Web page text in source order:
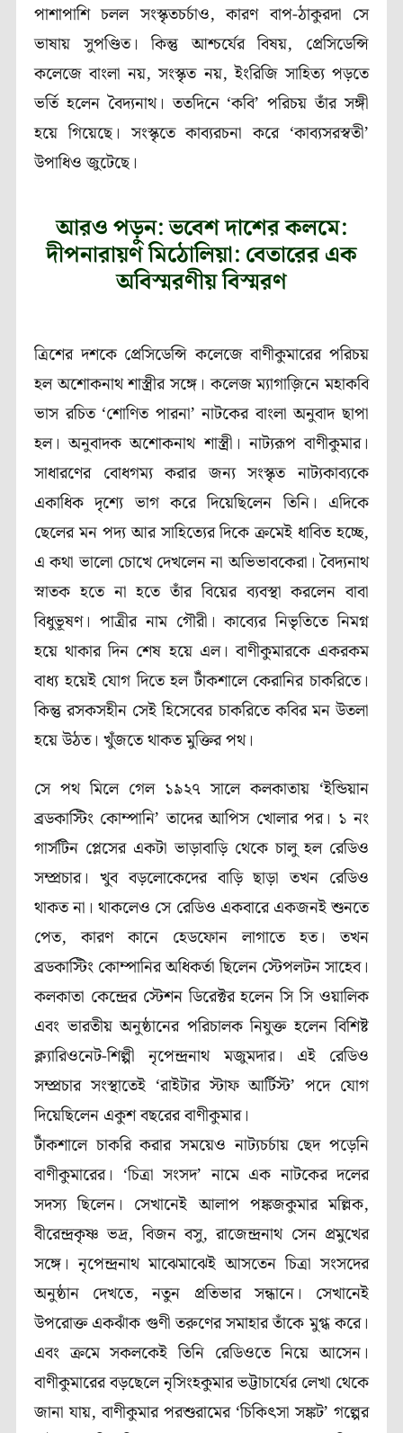
পাশাপাশি চলল সংস্কৃতচর্চাও, কারণ বাপ-ঠাকুরদা সে
ভাষায় সুপণ্ডিত। কিন্তু আশ্চর্যের বিষয়, প্রেসিডেন্সি
কলেজে বাংলা নয়, সংস্কৃত নয়, ইংরিজি সাহিত্য পড়তে
ভর্তি হলেন বৈদ্যনাথ। ততদিনে ‘কবি’ পরিচয় তাঁর সঙ্গী
হয়ে গিয়েছে। সংস্কৃতে কাব্যরচনা করে ‘কাব্যসরস্বতী’
উপাধিও জুটেছে।
আরও পড়ুন: ভবেশ দাশের কলমে:
দীপনারায়ণ মিঠোলিয়া: বেতারের এক
অবিস্মরণীয় বিস্মরণ
ত্রিশের দশকে প্রেসিডেন্সি কলেজে বাণীকুমারের পরিচয়
হল অশোকনাথ শাস্ত্রীর সঙ্গে। কলেজ ম্যাগাজ়িনে মহাকবি
ভাস রচিত ‘শোণিত পারনা’ নাটকের বাংলা অনুবাদ ছাপা
হল। অনুবাদক অশোকনাথ শাস্ত্রী। নাট্যরূপ বাণীকুমার।
সাধারণের বোধগম্য করার জন্য সংস্কৃত নাট্যকাব্যকে
একাধিক দৃশ্যে ভাগ করে দিয়েছিলেন তিনি। এদিকে
ছেলের মন পদ্য আর সাহিত্যের দিকে ক্রমেই ধাবিত হচ্ছে,
এ কথা ভালো চোখে দেখলেন না অভিভাবকেরা। বৈদ্যনাথ
স্নাতক হতে না হতে তাঁর বিয়ের ব্যবস্থা করলেন বাবা
বিধুভূষণ। পাত্রীর নাম গৌরী। কাব্যের নিভৃতিতে নিমগ্ন
হয়ে থাকার দিন শেষ হয়ে এল। বাণীকুমারকে একরকম
বাধ্য হয়েই যোগ দিতে হল টাঁকশালে কেরানির চাকরিতে।
কিন্তু রসকসহীন সেই হিসেবের চাকরিতে কবির মন উতলা
হয়ে উঠত। খুঁজতে থাকত মুক্তির পথ।
সে পথ মিলে গেল ১৯২৭ সালে কলকাতায় ‘ইন্ডিয়ান
ব্রডকাস্টিং কোম্পানি’ তাদের আপিস খোলার পর। ১ নং
গার্সটিন প্লেসের একটা ভাড়াবাড়ি থেকে চালু হল রেডিও
সম্প্রচার। খুব বড়লোকেদের বাড়ি ছাড়া তখন রেডিও
থাকত না। থাকলেও সে রেডিও একবারে একজনই শুনতে
পেত, কারণ কানে হেডফোন লাগাতে হত। তখন
ব্রডকাস্টিং কোম্পানির অধিকর্তা ছিলেন স্টেপলটন সাহেব।
কলকাতা কেন্দ্রের স্টেশন ডিরেক্টর হলেন সি সি ওয়ালিক
এবং ভারতীয় অনুষ্ঠানের পরিচালক নিযুক্ত হলেন বিশিষ্ট
ক্ল্যারিওনেট-শিল্পী নৃপেন্দ্রনাথ মজুমদার। এই রেডিও
সম্প্রচার সংস্থাতেই ‘রাইটার স্টাফ আর্টিস্ট’ পদে যোগ
দিয়েছিলেন একুশ বছরের বাণীকুমার।
টাঁকশালে চাকরি করার সময়েও নাট্যচর্চায় ছেদ পড়েনি
বাণীকুমারের। ‘চিত্রা সংসদ’ নামে এক নাটকের দলের
সদস্য ছিলেন। সেখানেই আলাপ পঙ্কজকুমার মল্লিক,
বীরেন্দ্রকৃষ্ণ ভদ্র, বিজন বসু, রাজেন্দ্রনাথ সেন প্রমুখের
সঙ্গে। নৃপেন্দ্রনাথ মাঝেমাঝেই আসতেন চিত্রা সংসদের
অনুষ্ঠান দেখতে, নতুন প্রতিভার সন্ধানে। সেখানেই
উপরোক্ত একঝাঁক গুণী তরুণের সমাহার তাঁকে মুগ্ধ করে।
এবং ক্রমে সকলকেই তিনি রেডিওতে নিয়ে আসেন।
বাণীকুমারের বড়ছেলে নৃসিংহকুমার ভট্টাচার্যের লেখা থেকে
জানা যায়, বাণীকুমার পরশুরামের ‘চিকিৎসা সঙ্কট’ গল্পের